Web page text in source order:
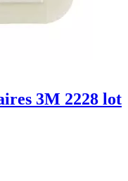
3M 2228 lot